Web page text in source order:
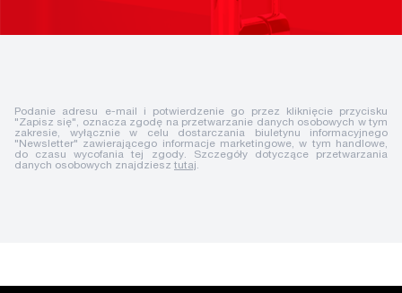
Podanie adresu e-mail i potwierdzenie go przez kliknięcie przycisku
"Zapisz się", oznacza zgodę na przetwarzanie danych osobowych w tym
zakresie, wyłącznie w celu dostarczania biuletynu informacyjnego
"Newsletter" zawierającego informacje marketingowe, w tym handlowe,
do czasu wycofania tej zgody. Szczegóły dotyczące przetwarzania
danych osobowych znajdziesz tutaj.